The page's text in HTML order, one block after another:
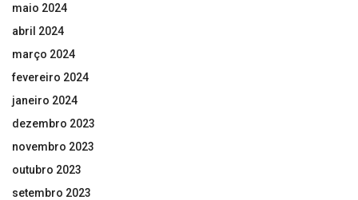
maio 2024
abril 2024
março 2024
fevereiro 2024
janeiro 2024
dezembro 2023
novembro 2023
outubro 2023
setembro 2023